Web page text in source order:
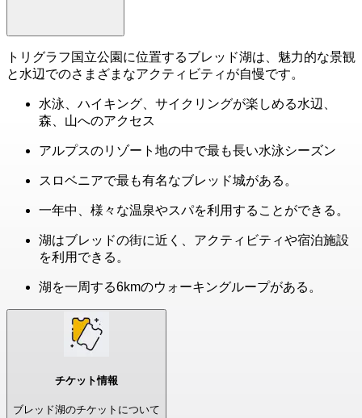
トリグラフ国立公園に位置するブレッド湖は、魅力的な景観
と水辺でのさまざまなアクティビティが自慢です。
水泳、ハイキング、サイクリングが楽しめる水辺、
森、山へのアクセス
アルプスのリゾート地の中で最も長い水泳シーズン
スロベニアで最も有名なブレッド城がある。
一年中、様々な温泉やスパを利用することができる。
湖はブレッドの街に近く、アクティビティや宿泊施設
を利用できる。
湖を一周する6kmのウォーキングループがある。
チケット情報
ブレッド湖のチケットについて